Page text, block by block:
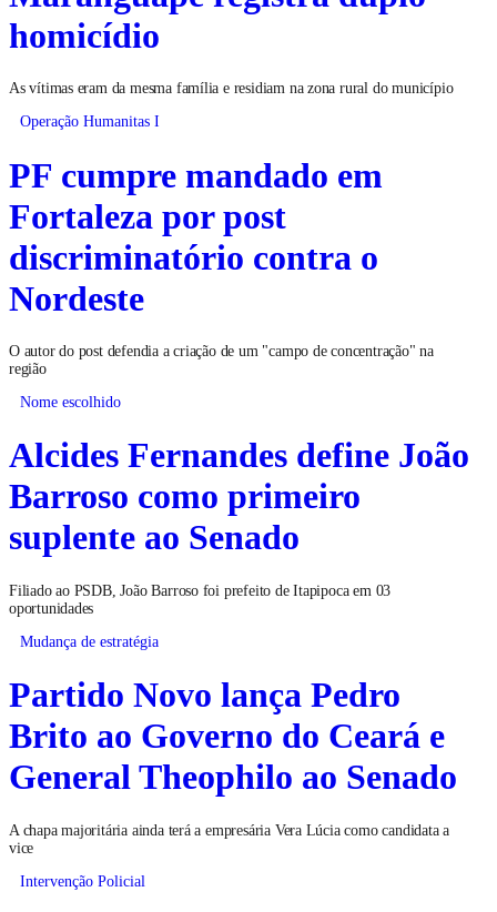
homicídio
As vítimas eram da mesma família e residiam na zona rural do município
Operação Humanitas I
PF cumpre mandado em
Fortaleza por post
discriminatório contra o
Nordeste
O autor do post defendia a criação de um "campo de concentração" na
região
Nome escolhido
Alcides Fernandes define João
Barroso como primeiro
suplente ao Senado
Filiado ao PSDB, João Barroso foi prefeito de Itapipoca em 03
oportunidades
Mudança de estratégia
Partido Novo lança Pedro
Brito ao Governo do Ceará e
General Theophilo ao Senado
A chapa majoritária ainda terá a empresária Vera Lúcia como candidata a
vice
Intervenção Policial